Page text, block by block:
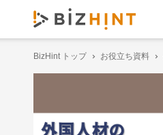
BizHint トップ お役立ち資料